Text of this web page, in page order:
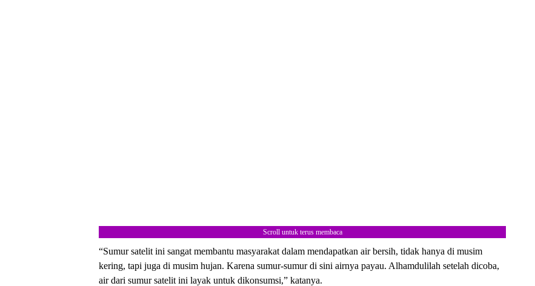
Scroll untuk terus membaca
“Sumur satelit ini sangat membantu masyarakat dalam mendapatkan air bersih, tidak hanya di musim
kering, tapi juga di musim hujan. Karena sumur-sumur di sini airnya payau. Alhamdulilah setelah dicoba,
air dari sumur satelit ini layak untuk dikonsumsi,” katanya.